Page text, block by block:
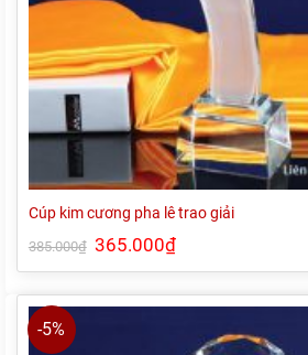
Cúp kim cương pha lê trao giải
385.000₫ Giá
gốc
là:
365.000₫Giá
hiện
tại
365.000₫.
-5%